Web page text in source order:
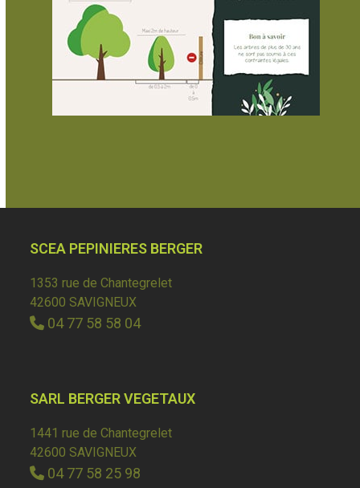
SCEA PEPINIERES BERGER
1353 rue de Chantegrelet
42600 SAVIGNEUX
04 77 58 58 04
SARL BERGER VEGETAUX
1441 rue de Chantegrelet
42600 SAVIGNEUX
04 77 58 25 98